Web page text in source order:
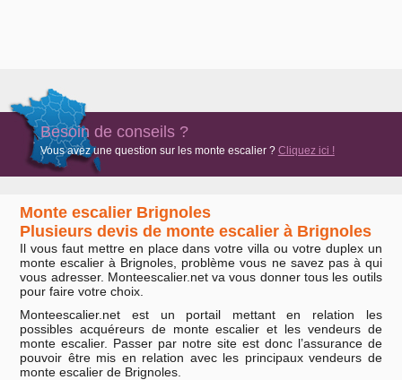
Besoin de conseils ?
Vous avez une question sur les monte escalier ? Cliquez ici !
Monte escalier Brignoles
Plusieurs devis de monte escalier à Brignoles
Il vous faut mettre en place dans votre villa ou votre duplex un
monte escalier à Brignoles, problème vous ne savez pas à qui
vous adresser. Monteescalier.net va vous donner tous les outils
pour faire votre choix.
Monteescalier.net est un portail mettant en relation les
possibles acquéreurs de monte escalier et les vendeurs de
monte escalier. Passer par notre site est donc l’assurance de
pouvoir être mis en relation avec les principaux vendeurs de
monte escalier de Brignoles.